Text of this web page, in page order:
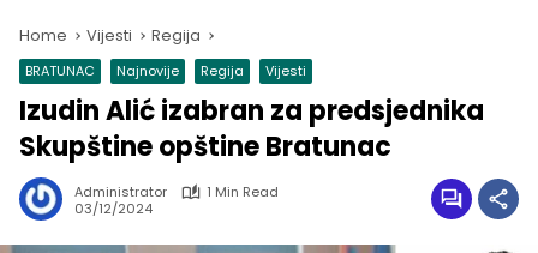
Home Vijesti Regija
BRATUNAC Najnovije Regija Vijesti
Izudin Alić izabran za predsjednika
Skupštine opštine Bratunac
Administrator
1 Min Read
03/12/2024